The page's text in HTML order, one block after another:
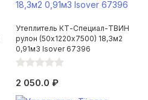
Утеплитель КТ-Специал-ТВИН
рулон (50х1220х7500) 18,3м2
0,91м3 Isover 67396
2 050.0 ₽